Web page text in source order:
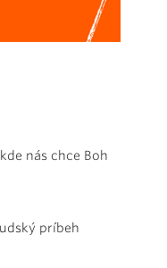
nás chce Boh
príbeh